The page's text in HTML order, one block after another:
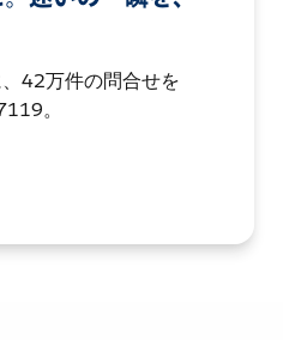
42万件の問合せを
。